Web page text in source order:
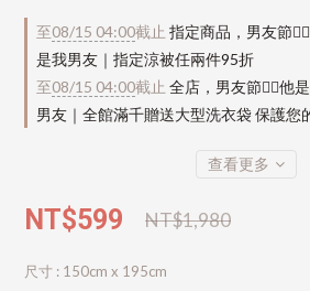
至08/15 04:00截止 指定商品，男友節
是我男友｜指定涼被任兩件95折
至08/15 04:00截止 全店，男友節👱‍♂️他
男友｜全館滿千贈送大型洗衣袋 保護您
查看更多
NT$599 NT$1,980
尺寸 : 150cm x 195cm